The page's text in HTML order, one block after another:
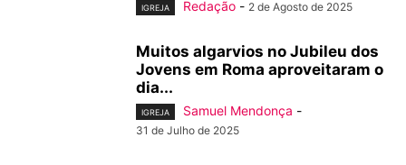
IGREJA Redação - 2 de Agosto de 2025
Muitos algarvios no Jubileu dos
Jovens em Roma aproveitaram o
dia...
IGREJA Samuel Mendonça -
31 de Julho de 2025